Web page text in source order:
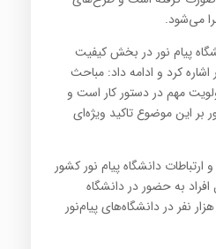
می‌شود.
پیام نور در بخش کیفیت
کرد و ادامه داد: مباحث
مهم در دستور کار است و
بر این موضوع تاکید ویژه‌ای
ارتباطات دانشگاه پیام نور کشور
افراد به حضور در دانشگاه
پیام‌نور، اضافه کرد: ۷۰۰ هزار نفر در دانشگاه‌های پیام‌نور